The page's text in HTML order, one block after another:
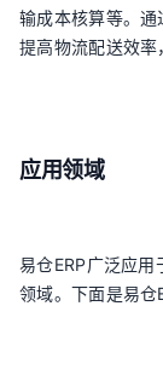
输成本核算等。通
提高物流配送效率
应用领域
易仓ERP广泛应
领域。下面是易仓